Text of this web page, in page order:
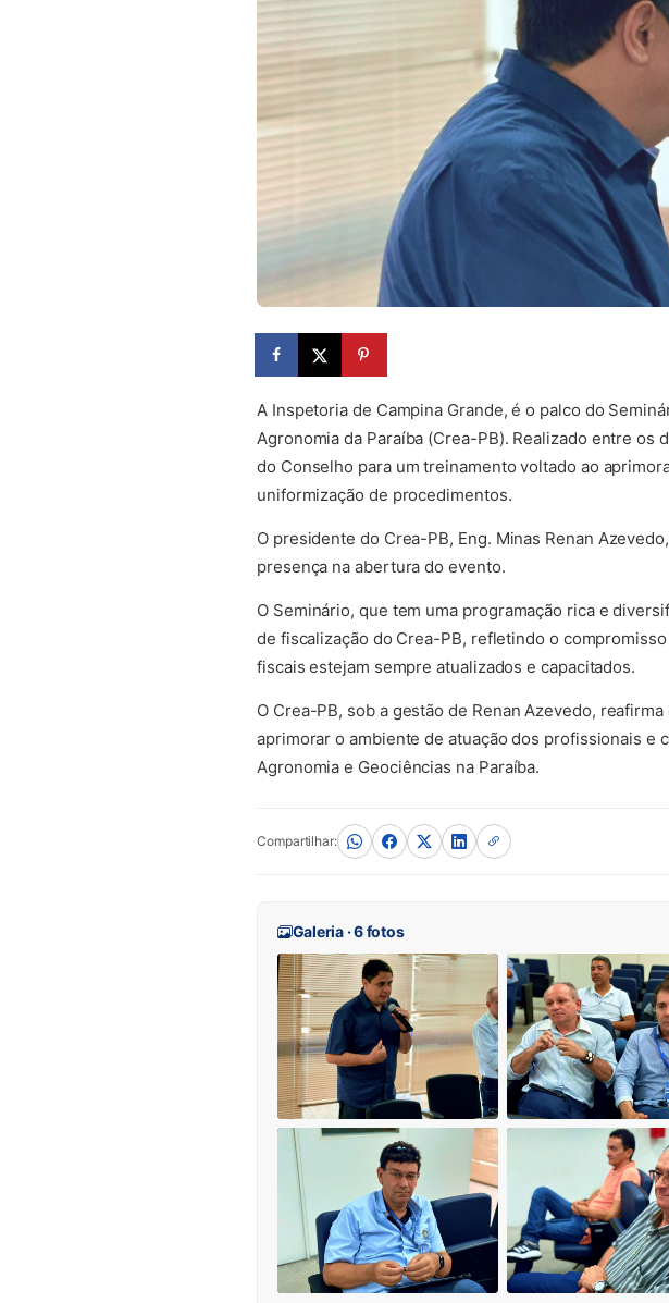
A Inspetoria de Campina Grande, é o palco do
Agronomia da Paraíba (Crea-PB). Realizado entre
do Conselho para um treinamento voltado ao
uniformização de procedimentos.
O presidente do Crea-PB, Eng. Minas Renan
presença na abertura do evento.
O Seminário, que tem uma programação rica e
de fiscalização do Crea-PB, refletindo o
fiscais estejam sempre atualizados e capacitados.
O Crea-PB, sob a gestão de Renan Azevedo,
aprimorar o ambiente de atuação dos profissionais
Agronomia e Geociências na Paraíba.
Compartilhar:
Galeria · 6 fotos